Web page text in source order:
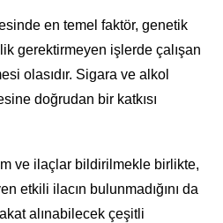
en temel faktör, genetik
gerektirmeyen işlerde çalışan
olasıdır. Sigara ve alkol
doğrudan bir katkısı
ve ilaçlar bildirilmekle birlikte,
etkili ilacın bulunmadığını da
alınabilecek çeşitli